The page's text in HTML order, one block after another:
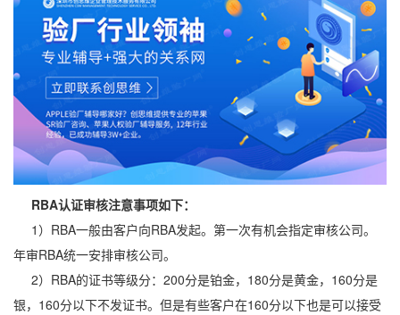
RBA认证审核注意事项如下：
1）RBA一般由客户向RBA发起。第一次有机会指定审核公司。
年审RBA统一安排审核公司。
2）RBA的证书等级分：200分是铂金，180分是黄金，160分是
银，160分以下不发证书。但是有些客户在160分以下也是可以接受